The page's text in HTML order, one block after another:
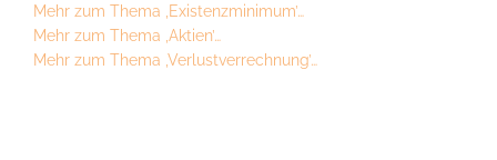
Mehr zum Thema ‚Existenzminimum’…
Mehr zum Thema ‚Aktien’…
Mehr zum Thema ‚Verlustverrechnung’…